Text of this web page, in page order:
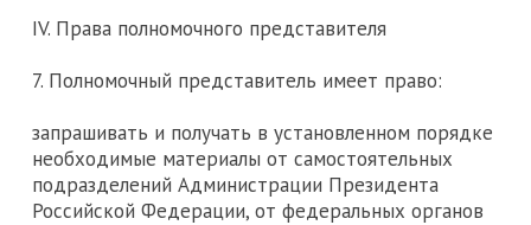
IV. Права полномочного представителя
7. Полномочный представитель имеет право:
запрашивать и получать в установленном порядке
необходимые материалы от самостоятельных
подразделений Администрации Президента
Российской Федерации, от федеральных органов